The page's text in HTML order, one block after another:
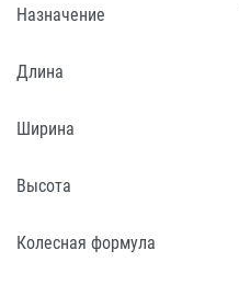
Назначение
Длина
Ширина
Высота
Колесная формула